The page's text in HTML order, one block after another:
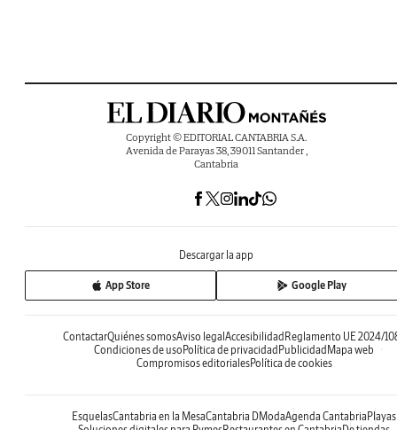
Copyright © EDITORIAL CANTABRIA S.A.
Avenida de Parayas 38, 39011 Santander ,
Cantabria
Descargar la app
App Store Google Play
ContactarQuiénes somosAviso legalAccesibilidadReglamento UE 2024/
Condiciones de usoPolítica de privacidadPublicidadMapa web
Compromisos editorialesPolítica de cookies
EsquelasCantabria en la MesaCantabria DModaAgenda CantabriaPlayas